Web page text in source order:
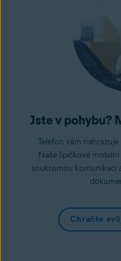
Jste v pohybu?
Telefon vám
Naše špičkové
soukromou komunikaci
Chraňte